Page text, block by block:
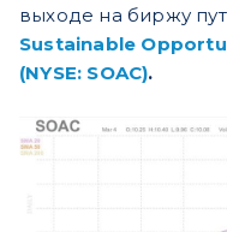
выходе на биржу
Sustainable
(NYSE: SOAC).